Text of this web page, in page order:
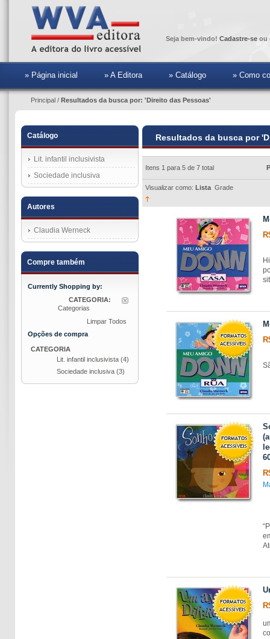
Seja bem-vindo! Cadastre-se ou
» Página inicial » A Editora » Catálogo » Como
Principal / Resultados da busca por: 'Direito das Pessoas'
Resultados da busca por
Itens 1 para 5 de 7 total
Visualizar como: Lista Grade
Catálogo
Lit. infantil inclusivista
Sociedade inclusiva
Autores
Claudia Werneck
Compre também
Currently Shopping by:
CATEGORIA:
Categorias
Limpar Todos
Opções de compra
CATEGORIA
Lit. infantil inclusivista (4)
Sociedade inclusiva (3)